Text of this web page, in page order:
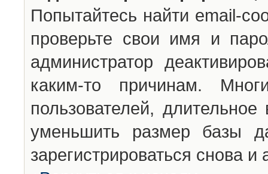
Попытайтесь найти email-
проверьте свои имя и
администратор
каким-то причинам.
пользователей,
уменьшить размер базы
зарегистрироваться снова и